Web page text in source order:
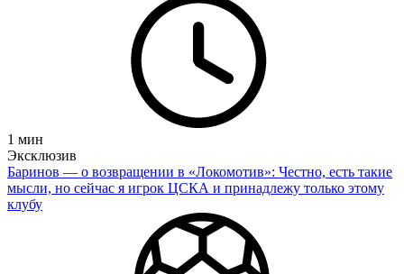
1 мин
Эксклюзив
Баринов — о возвращении в «Локомотив»: Честно, есть такие
мысли, но сейчас я игрок ЦСКА и принадлежу только этому
клубу